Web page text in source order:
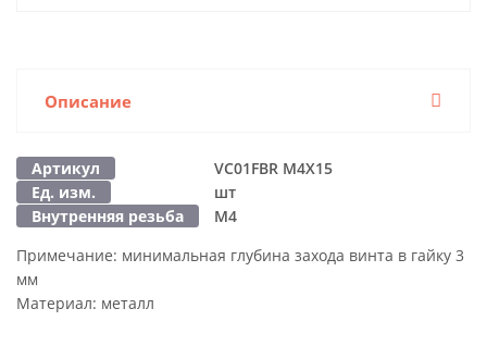
Описание
Артикул
VC01FBR M4Х15
Ед. изм.
шт
Внутренняя резьба
М4
Примечание: минимальная глубина захода винта в гайку 3
мм
Материал: металл